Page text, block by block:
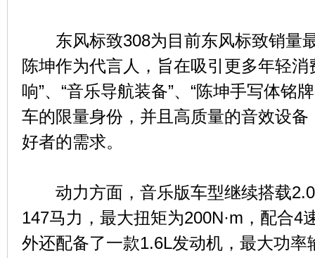
东风标致308为目前东风标致销量
陈坤作为代言人，旨在吸引更多年轻消
响”、“音乐导航装备”、“陈坤手写体铭
车的限量身份，并且高质量的音效设
好者的需求。
动力方面，音乐版车型继续搭载
147马力，最大扭矩为200N·m，配合4
外还配备了一款1.6L发动机，最大功率